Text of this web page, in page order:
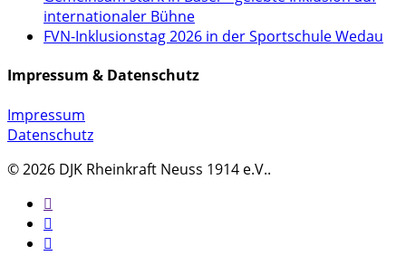
internationaler Bühne
FVN-Inklusionstag 2026 in der Sportschule Wedau
Impressum & Datenschutz
Impressum
Datenschutz
© 2026 DJK Rheinkraft Neuss 1914 e.V..
twitter
facebook
instagram